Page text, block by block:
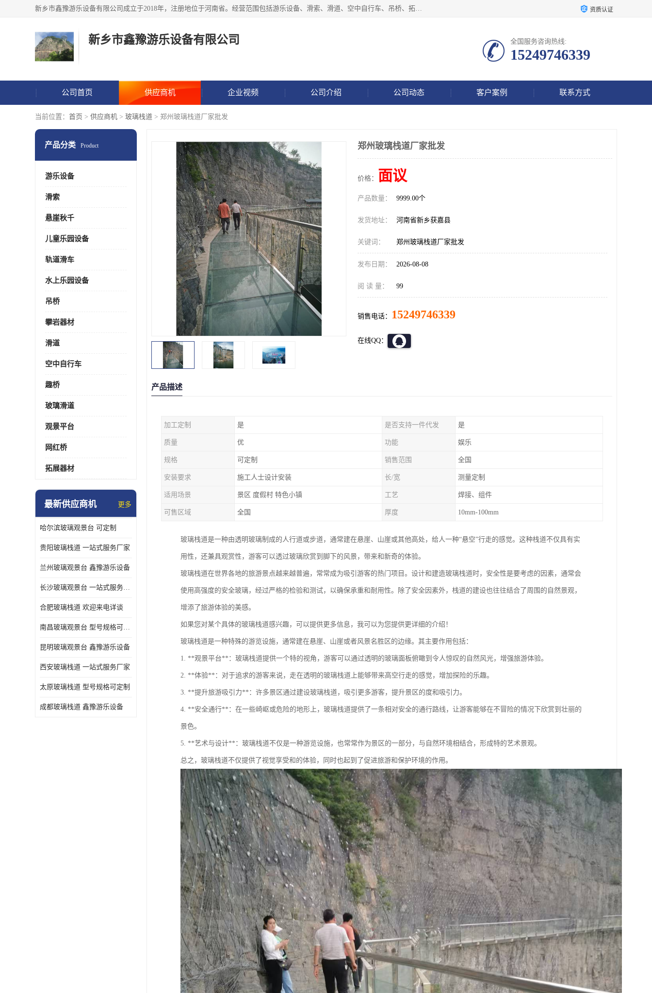
新乡市鑫豫游乐设备有限公司成立于2018年，注册地位于河南省。经营范围包括游乐设备、滑索、滑道、空中自行车、吊桥、拓展器材、攀岩器材、趣桥、悬崖秋千、网红桥、儿童乐园设备、水上乐园设备、丛林穿越设备、音乐呐喊设备、轨道滑车、栈道、玻璃滑道、观景平台、景观包装的设计、制造、销售、安装、维修，景区策划服务。 资质认证
新乡市鑫豫游乐设备有限公司 全国服务咨询热线:
15249746339
公司首页 供应商机 企业视频 公司介绍 公司动态 客户案例 联系方式
当前位置： 首页 > 供应商机 > 玻璃栈道 > 郑州玻璃栈道厂家批发
产品分类 Product
游乐设备
滑索
悬崖秋千
儿童乐园设备
轨道滑车
水上乐园设备
吊桥
攀岩器材
滑道
空中自行车
趣桥
玻璃滑道
观景平台
网红桥
拓展器材
最新供应商机 更多
哈尔滨玻璃观景台 可定制
贵阳玻璃栈道 一站式服务厂家
兰州玻璃观景台 鑫豫游乐设备
长沙玻璃观景台 一站式服务厂家
合肥玻璃栈道 欢迎来电详谈
南昌玻璃观景台 型号规格可定制
昆明玻璃观景台 鑫豫游乐设备
西安玻璃栈道 一站式服务厂家
太原玻璃栈道 型号规格可定制
成都玻璃栈道 鑫豫游乐设备
郑州玻璃栈道厂家批发
价格： 面议
产品数量： 9999.00个
发货地址： 河南省新乡获嘉县
关键词： 郑州玻璃栈道厂家批发
发布日期： 2026-08-08
阅 读 量： 99
销售电话： 15249746339
在线QQ：
产品描述
加工定制 是 是否支持一件代发 是
质量 优 功能 娱乐
规格 可定制 销售范围 全国
安装要求 施工人士设计安装 长/宽 测量定制
适用场景 景区 度假村 特色小镇 工艺 焊接、组件
可售区域 全国 厚度 10mm-100mm
玻璃栈道是一种由透明玻璃制成的人行道或步道，通常建在悬崖、山崖或其他高处，给人一种“悬空”行走的感觉。这种栈道不仅具有实
用性，还兼具观赏性，游客可以透过玻璃欣赏到脚下的风景，带来和新奇的体验。
玻璃栈道在世界各地的旅游景点越来越普遍，常常成为吸引游客的热门项目。设计和建造玻璃栈道时，安全性是要考虑的因素，通常会
使用高强度的安全玻璃，经过严格的检验和测试，以确保承重和耐用性。除了安全因素外，栈道的建设也往往结合了周围的自然景观，
增添了旅游体验的美感。
如果您对某个具体的玻璃栈道感兴趣，可以提供更多信息，我可以为您提供更详细的介绍！
玻璃栈道是一种特殊的游览设施，通常建在悬崖、山崖或者风景名胜区的边缘。其主要作用包括：
1. **观景平台**：玻璃栈道提供一个特的视角，游客可以通过透明的玻璃面板俯瞰到令人惊叹的自然风光，增强旅游体验。
2. **体验**：对于追求的游客来说，走在透明的玻璃栈道上能够带来高空行走的感觉，增加探险的乐趣。
3. **提升旅游吸引力**：许多景区通过建设玻璃栈道，吸引更多游客，提升景区的度和吸引力。
4. **安全通行**：在一些崎岖或危险的地形上，玻璃栈道提供了一条相对安全的通行路线，让游客能够在不冒险的情况下欣赏到壮丽的
景色。
5. **艺术与设计**：玻璃栈道不仅是一种游览设施，也常常作为景区的一部分，与自然环境相结合，形成特的艺术景观。
总之，玻璃栈道不仅提供了视觉享受和的体验，同时也起到了促进旅游和保护环境的作用。